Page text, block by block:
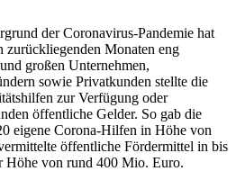
der Coronavirus-Pandemie hat
Monaten eng
großen Unternehmen,
sowie Privatkunden stellte die
zur Verfügung oder
öffentliche Gelder. So gab die
eigene Corona-Hilfen in Höhe von
öffentliche Fördermittel in bis
Höhe von rund 400 Mio. Euro.